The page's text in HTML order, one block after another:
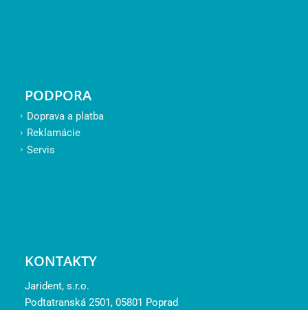
PODPORA
Doprava a platba
Reklamácie
Servis
KONTAKTY
Jarident, s.r.o.
Podtatranská 2501, 05801 Poprad